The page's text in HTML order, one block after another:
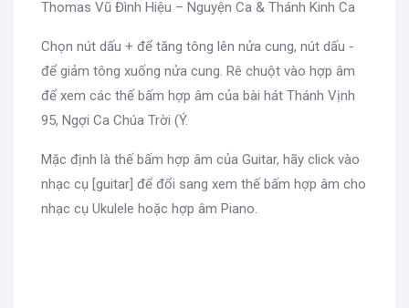
Thomas Vũ Đình Hiệu – Nguyện Ca & Thánh Kinh Ca
Chọn nút dấu + để tăng tông lên nửa cung, nút dấu -
để giảm tông xuống nửa cung. Rê chuột vào hợp âm
để xem các thế bấm hợp âm của bài hát Thánh Vịnh
95, Ngợi Ca Chúa Trời (Ý.
Mặc định là thế bấm hợp âm của Guitar, hãy click vào
nhạc cụ [guitar] để đổi sang xem thế bấm hợp âm cho
nhạc cụ Ukulele hoặc hợp âm Piano.